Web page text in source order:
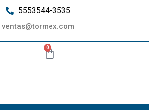
5553544-3535
ventas@tormex.com
0